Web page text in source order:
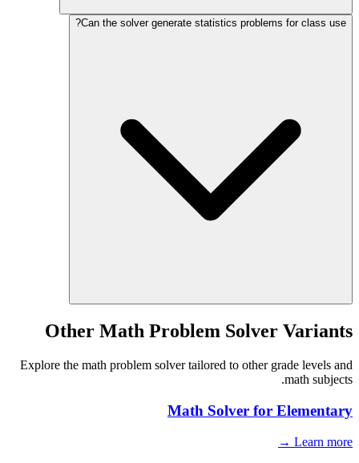
Can the solver generate statistics problems for class use?
Other Math Problem Solver Variants
Explore the math problem solver tailored to other grade levels and
math subjects.
Math Solver for Elementary
Learn more →